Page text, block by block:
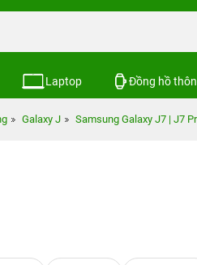
Laptop Đồng hồ
Galaxy J Samsung Galaxy J7 | J7